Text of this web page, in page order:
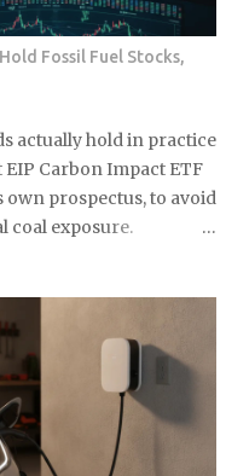
, 5...
the $506M
from the $416M
Source: Article data.
Lucid Motors
U.S. EV sales fell
in Q1 2026 the
tax credits were
thematic ETFs built
Fossil Fuel Stocks,
actually hold in practice
Carbon Impact ETF
own prospectus, to avoid
coal exposure.
fund built specifically
can miss it by this
the ESG label on your
guarantee about
it? Not a lot, as it